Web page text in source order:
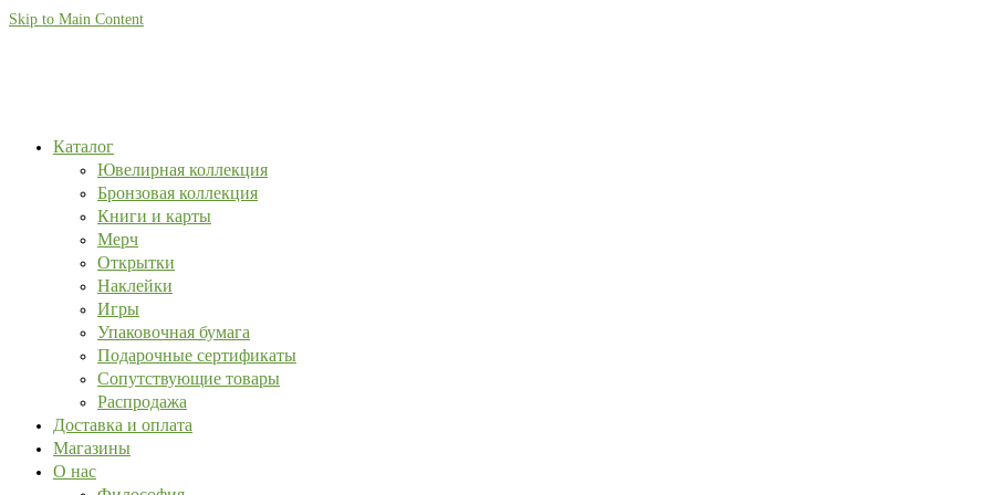
Skip to Main Content
Каталог
Ювелирная коллекция
Бронзовая коллекция
Книги и карты
Мерч
Открытки
Наклейки
Игры
Упаковочная бумага
Подарочные сертификаты
Сопутствующие товары
Распродажа
Доставка и оплата
Магазины
О нас